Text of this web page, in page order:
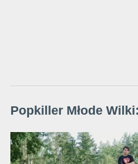
Popkiller Młode Wilki: